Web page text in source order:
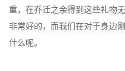
重，在乔迁之余得到这些礼物
非常好的，而我们在对于身边
什么呢。